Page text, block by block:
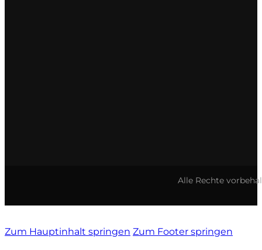
Alle Rechte
Zum Hauptinhalt springen Zum Footer springen